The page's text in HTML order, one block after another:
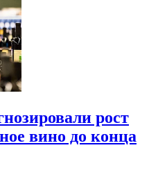
рост
вино до конца